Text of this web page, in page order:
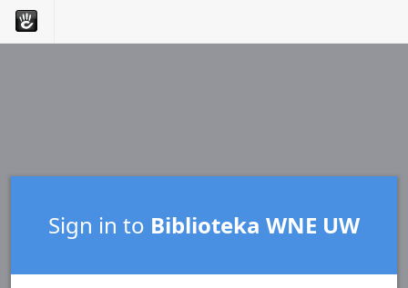
Sign in to Biblioteka WNE UW